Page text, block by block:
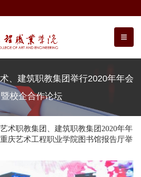
、建筑职教集团举行2020年年会
暨校企合作论坛
术职教集团、建筑职教集团2020年年
庆艺术工程职业学院图书馆报告厅举